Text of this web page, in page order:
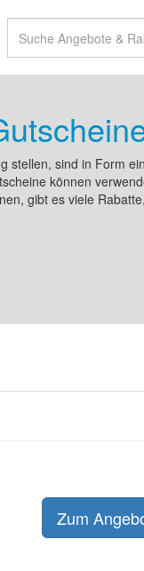
stellen, sind in Form
können
gibt es viele
Zum